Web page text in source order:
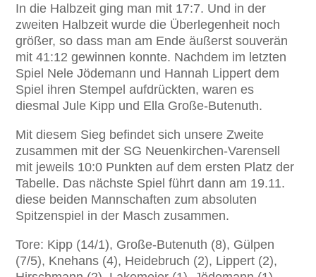
In die Halbzeit ging man mit 17:7. Und in der
zweiten Halbzeit wurde die Überlegenheit noch
größer, so dass man am Ende äußerst souverän
mit 41:12 gewinnen konnte. Nachdem im letzten
Spiel Nele Jödemann und Hannah Lippert dem
Spiel ihren Stempel aufdrückten, waren es
diesmal Jule Kipp und Ella Große-Butenuth.
Mit diesem Sieg befindet sich unsere Zweite
zusammen mit der SG Neuenkirchen-Varensell
mit jeweils 10:0 Punkten auf dem ersten Platz der
Tabelle. Das nächste Spiel führt dann am 19.11.
diese beiden Mannschaften zum absoluten
Spitzenspiel in der Masch zusammen.
Tore: Kipp (14/1), Große-Butenuth (8), Gülpen
(7/5), Knehans (4), Heidebruch (2), Lippert (2),